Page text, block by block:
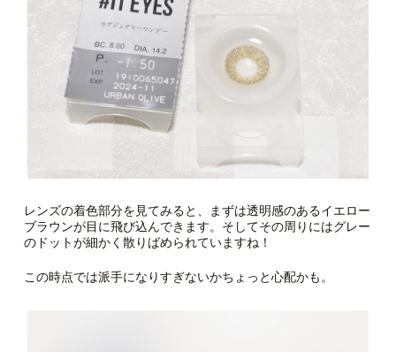
レンズの着色部分を見てみると、まずは透明感のあるイエロー
ブラウンが目に飛び込んできます。そしてその周りにはグレー
のドットが細かく散りばめられていますね！
この時点では派手になりすぎないかちょっと心配かも。